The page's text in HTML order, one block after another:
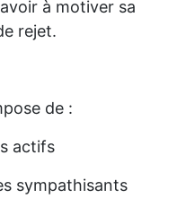
à motiver sa
rejet.
de :
actifs
sympathisants